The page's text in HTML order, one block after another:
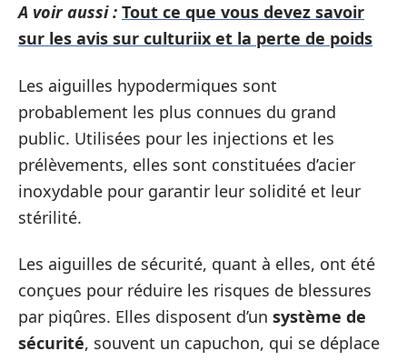
A voir aussi : Tout ce que vous devez savoir
sur les avis sur culturiix et la perte de poids
Les aiguilles hypodermiques sont
probablement les plus connues du grand
public. Utilisées pour les injections et les
prélèvements, elles sont constituées d’acier
inoxydable pour garantir leur solidité et leur
stérilité.
Les aiguilles de sécurité, quant à elles, ont été
conçues pour réduire les risques de blessures
par piqûres. Elles disposent d’un système de
sécurité, souvent un capuchon, qui se déplace